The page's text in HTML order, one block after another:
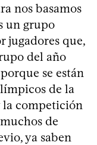
nos basamos
un grupo
jugadores que,
del año
se están
de la
la competición
de
ya saben